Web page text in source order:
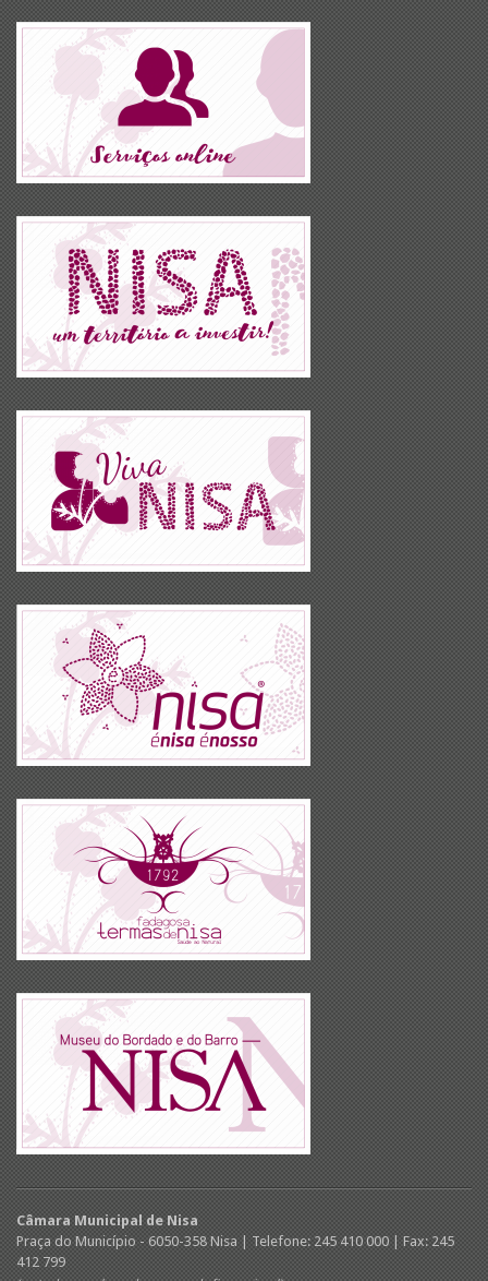
Câmara Municipal de Nisa
Praça do Município - 6050-358 Nisa | Telefone: 245 410 000 | Fax: 245
412 799